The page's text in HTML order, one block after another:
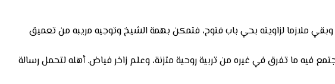
ملازما لزاويته بحي باب فتوح، فتمكن بهمة الشيخ وتوجيه مريبه من تعميق
فيه ما تفرق في غيره من تربية روحية متزنة، وعلم زاخر فياض. أهله لتحمل رسالة